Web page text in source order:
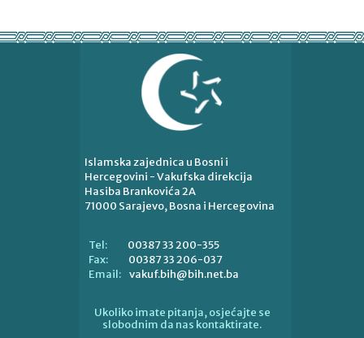
Islamska zajednica u Bosni i
Hercegovini - Vakufska direkcija
Hasiba Brankovića 2A
71000 Sarajevo, Bosna i Hercegovina
Tel:
00387 33 200-355
Fax:
00387 33 206-037
Email: vakuf.bih@bih.net.ba
Ukoliko imate pitanja, osjećajte se
slobodnim da nas kontaktirate.